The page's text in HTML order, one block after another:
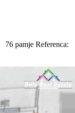
76 pamje Referenca: